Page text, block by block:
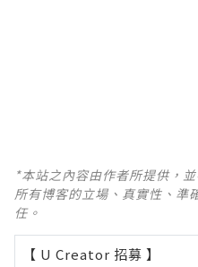
*本站之內容由作者所提供，
所有博客的立場、真實性、準
任。
【 U Creator 招募 】